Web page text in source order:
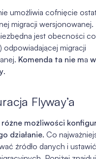
umożliwia cofnięcie
migracji
jest obecności
) odpowiadającej migracji
Komenda ta nie ma
.
Flyway’a
różne możliwości
działanie. Co
źródło danych i